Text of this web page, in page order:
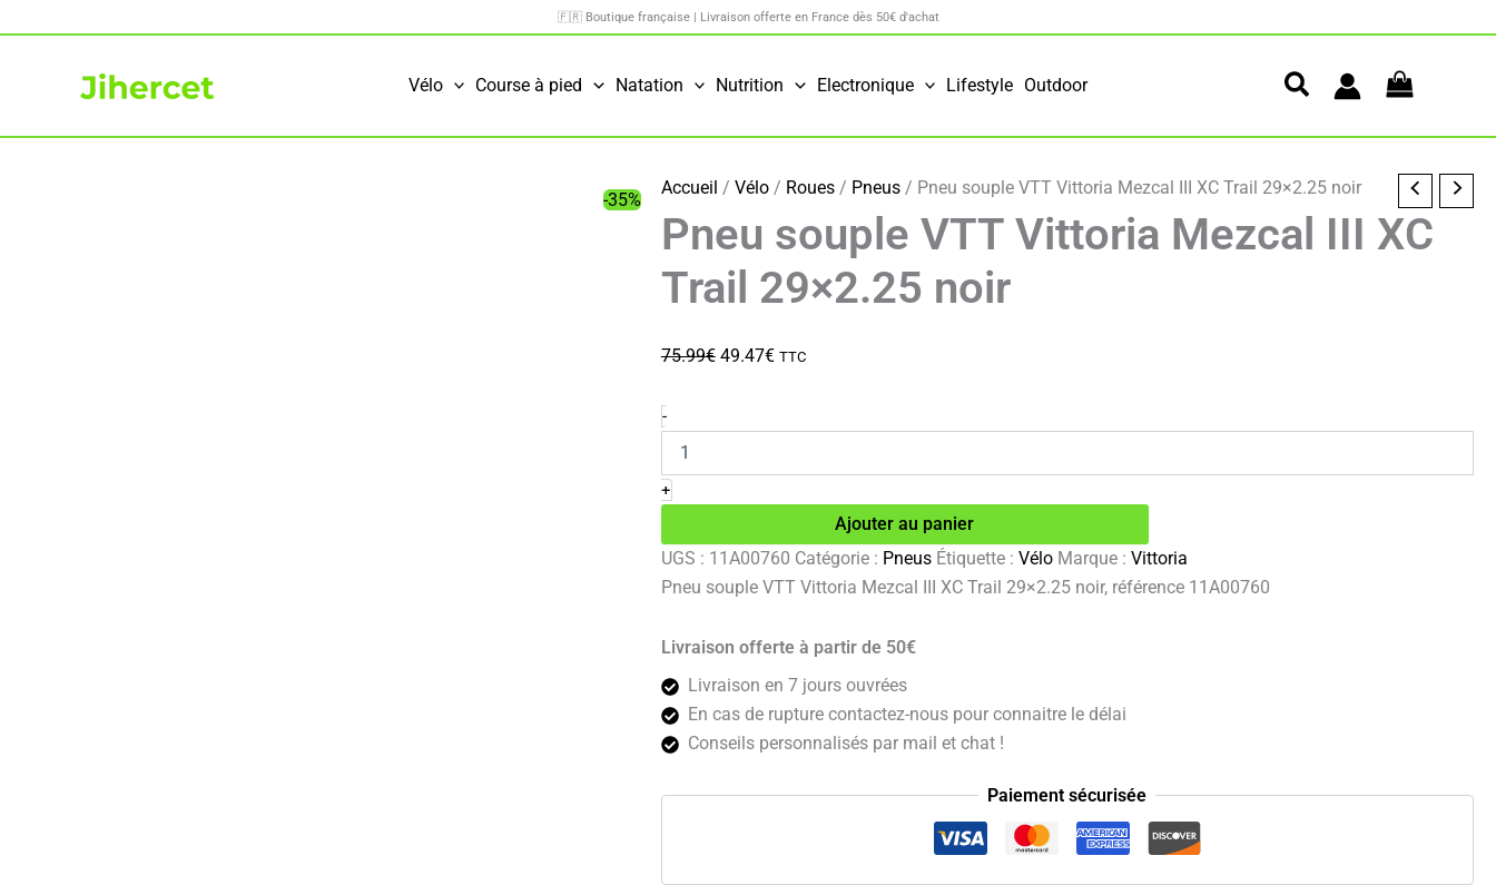
au
🇫🇷 Boutique française | Livraison offerte en France dès 50€ d'achat
Vélo Course à pied Natation Nutrition Electronique Lifestyle Outdoor
-35%
Accueil / Vélo/ Roues/ Pneus/ Pneu souple VTT Vittoria Mezcal III XC Trail 29×2.25 noir
Pneu souple VTT Vittoria Mezcal III XC
Trail 29×2.25 noir
75.99€ Le
75.99€.
49.47€Le
49.47€.
TTC
-quantité
de
Pneu
souple
VTT
Mezcal
III
XC
noir
+
Ajouter au panier
UGS : 11A00760 Catégorie : Pneus Étiquette : Vélo Marque : Vittoria
Pneu souple VTT Vittoria Mezcal III XC Trail 29×2.25 noir, référence 11A00760
Livraison offerte à partir de 50€
Livraison en 7 jours ouvrées
En cas de rupture contactez-nous pour connaitre le délai
Conseils personnalisés par mail et chat !
Paiement sécurisée